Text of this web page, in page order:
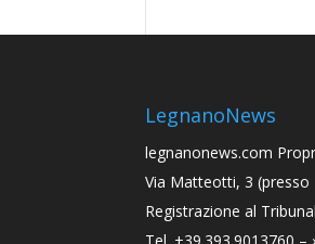
LegnanoNews
legnanonews.com
Via Matteotti, 3 (presso
Registrazione al